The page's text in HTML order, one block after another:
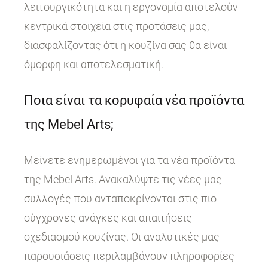
λειτουργικότητα και η εργονομία αποτελούν
κεντρικά στοιχεία στις προτάσεις μας,
διασφαλίζοντας ότι η κουζίνα σας θα είναι
όμορφη και αποτελεσματική.
Ποια είναι τα κορυφαία νέα προϊόντα
της Mebel Arts;
Μείνετε ενημερωμένοι για τα νέα προϊόντα
της Mebel Arts. Ανακαλύψτε τις νέες μας
συλλογές που ανταποκρίνονται στις πιο
σύγχρονες ανάγκες και απαιτήσεις
σχεδιασμού κουζίνας. Οι αναλυτικές μας
παρουσιάσεις περιλαμβάνουν πληροφορίες